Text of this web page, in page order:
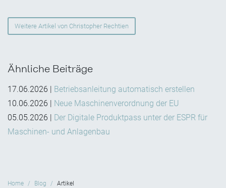
Weitere Artikel von Christopher Rechtien
Ähnliche Beiträge
17.06.2026 | Betriebsanleitung automatisch erstellen
10.06.2026 | Neue Maschinenverordnung der EU
05.05.2026 | Der Digitale Produktpass unter der ESPR für
Maschinen- und Anlagenbau
Home Blog Artikel